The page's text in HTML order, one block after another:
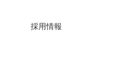
採用情報